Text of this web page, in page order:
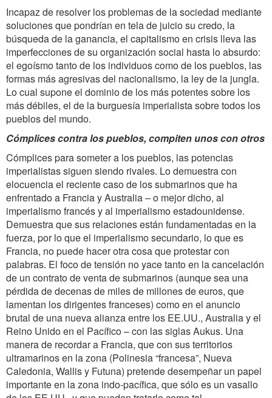
Incapaz de resolver los problemas de la sociedad mediante
soluciones que pondrían en tela de juicio su credo, la
búsqueda de la ganancia, el capitalismo en crisis lleva las
imperfecciones de su organización social hasta lo absurdo:
el egoísmo tanto de los individuos como de los pueblos, las
formas más agresivas del nacionalismo, la ley de la jungla.
Lo cual supone el dominio de los más potentes sobre los
más débiles, el de la burguesía imperialista sobre todos los
pueblos del mundo.
Cómplices contra los pueblos, compiten unos con otros
Cómplices para someter a los pueblos, las potencias
imperialistas siguen siendo rivales. Lo demuestra con
elocuencia el reciente caso de los submarinos que ha
enfrentado a Francia y Australia – o mejor dicho, al
imperialismo francés y al imperialismo estadounidense.
Demuestra que sus relaciones están fundamentadas en la
fuerza, por lo que el imperialismo secundario, lo que es
Francia, no puede hacer otra cosa que protestar con
palabras. El foco de tensión no yace tanto en la cancelación
de un contrato de venta de submarinos (aunque sea una
pérdida de decenas de miles de millones de euros, que
lamentan los dirigentes franceses) como en el anuncio
brutal de una nueva alianza entre los EE.UU., Australia y el
Reino Unido en el Pacífico – con las siglas Aukus. Una
manera de recordar a Francia, que con sus territorios
ultramarinos en la zona (Polinesia “francesa”, Nueva
Caledonia, Wallis y Futuna) pretende desempeñar un papel
importante en la zona indo-pacífica, que sólo es un vasallo